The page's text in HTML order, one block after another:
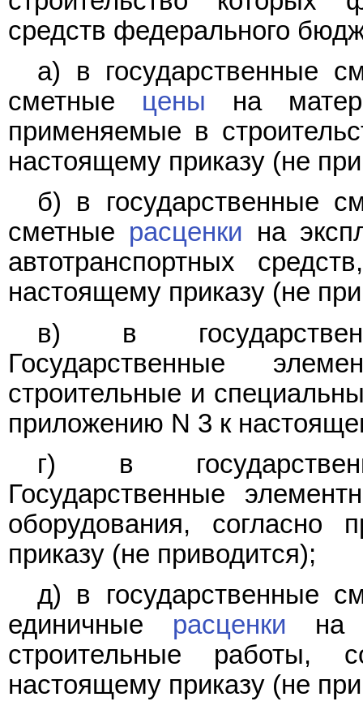
средств федерального
а) в государственные
сметные цены на
применяемые в
настоящему приказу (не
б) в государственные
сметные расценки на
автотранспортных
настоящему приказу (не
в) в
Государственные
строительные и
приложению N 3 к
г) в
Государственные
оборудования,
приказу (не приводится);
д) в государственные
единичные расценки на
строительные
настоящему приказу (не